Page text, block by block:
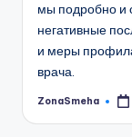
мы подробно и
негативные
и меры
врача.
Запись
ZonaSmeha